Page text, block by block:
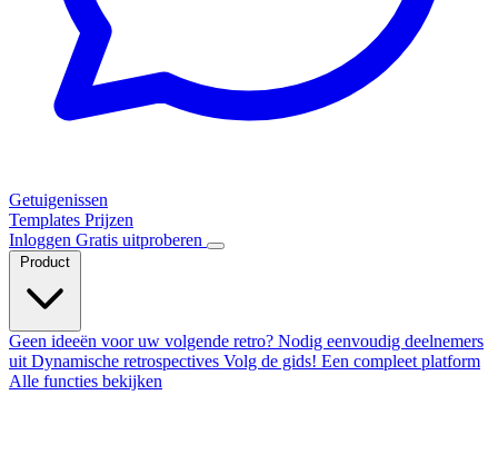
Getuigenissen
Templates Prijzen
Inloggen Gratis uitproberen
Geen ideeën voor uw volgende retro? Nodig eenvoudig deelnemers
uit Dynamische retrospectives Volg de gids! Een compleet platform
Alle functies bekijken